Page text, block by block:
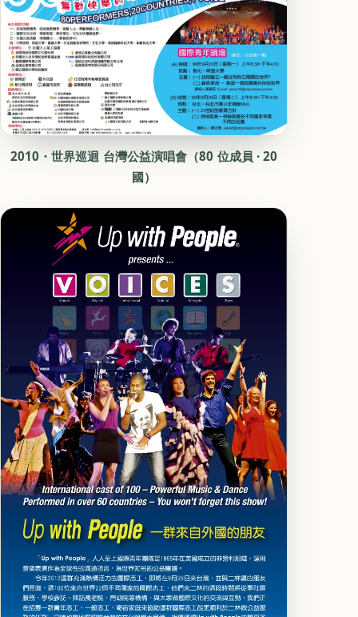
2010・世界巡迴 台灣公益演唱會（80 位成員 · 20
國）